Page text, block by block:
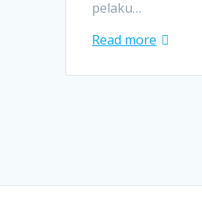
pelaku…
Read more